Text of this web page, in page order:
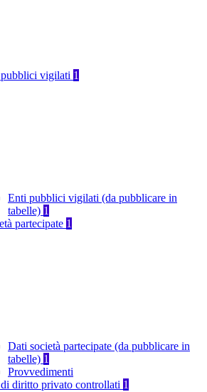
vigilati 1
Enti pubblici vigilati (da pubblicare in
tabelle) 1
partecipate 1
Dati società partecipate (da pubblicare in
tabelle) 1
Provvedimenti
diritto privato controllati 1